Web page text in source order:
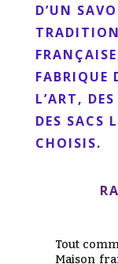
D’UN
FABRIQUE
L’ART,
DES SACS
CHOISIS.
Tout
Maison